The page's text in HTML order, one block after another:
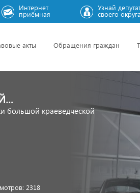
Интернет
приёмная
Узнай
своего округа
акты Обращения граждан
большой краеведческой
2318